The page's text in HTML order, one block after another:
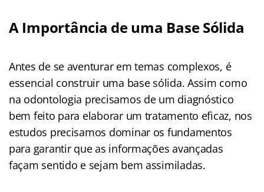
A Importância de uma Base Sólida
Antes de se aventurar em temas complexos, é
essencial construir uma base sólida. Assim como
na odontologia precisamos de um diagnóstico
bem feito para elaborar um tratamento eficaz, nos
estudos precisamos dominar os fundamentos
para garantir que as informações avançadas
façam sentido e sejam bem assimiladas.